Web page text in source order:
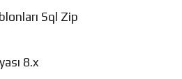
Sql Zip
8.x